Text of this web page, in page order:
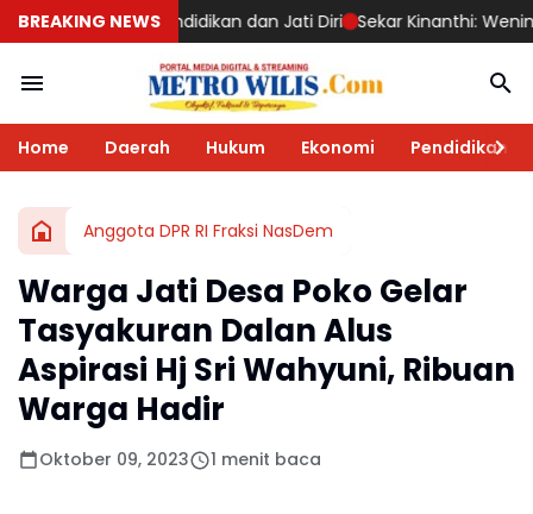
BREAKING NEWS
dan Jati Diri Sekar Kinanthi: Wening Daya, Napas Baru
Home Daerah Hukum Ekonomi Pendidikan
Anggota DPR RI Fraksi NasDem
Warga Jati Desa Poko Gelar
Tasyakuran Dalan Alus
Aspirasi Hj Sri Wahyuni, Ribuan
Warga Hadir
Oktober 09, 2023 1 menit baca